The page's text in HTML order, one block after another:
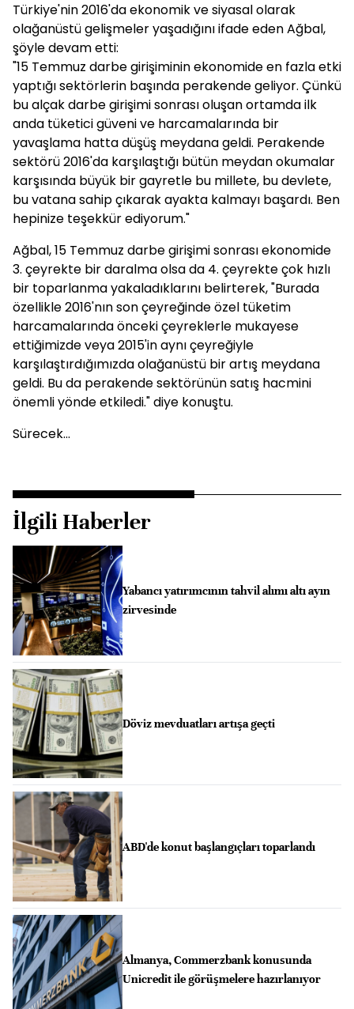
Türkiye'nin 2016'da ekonomik ve siyasal olarak
olağanüstü gelişmeler yaşadığını ifade eden Ağbal,
şöyle devam etti:
"15 Temmuz darbe girişiminin ekonomide en fazla etki
yaptığı sektörlerin başında perakende geliyor. Çünkü
bu alçak darbe girişimi sonrası oluşan ortamda ilk
anda tüketici güveni ve harcamalarında bir
yavaşlama hatta düşüş meydana geldi. Perakende
sektörü 2016'da karşılaştığı bütün meydan okumalar
karşısında büyük bir gayretle bu millete, bu devlete,
bu vatana sahip çıkarak ayakta kalmayı başardı. Ben
hepinize teşekkür ediyorum."
Ağbal, 15 Temmuz darbe girişimi sonrası ekonomide
3. çeyrekte bir daralma olsa da 4. çeyrekte çok hızlı
bir toparlanma yakaladıklarını belirterek, "Burada
özellikle 2016'nın son çeyreğinde özel tüketim
harcamalarında önceki çeyreklerle mukayese
ettiğimizde veya 2015'in aynı çeyreğiyle
karşılaştırdığımızda olağanüstü bir artış meydana
geldi. Bu da perakende sektörünün satış hacmini
önemli yönde etkiledi." diye konuştu.
Sürecek...
İlgili Haberler
Yabancı yatırımcının tahvil alımı altı ayın
zirvesinde
Döviz mevduatları artışa geçti
ABD'de konut başlangıçları toparlandı
Almanya, Commerzbank konusunda
Unicredit ile görüşmelere hazırlanıyor